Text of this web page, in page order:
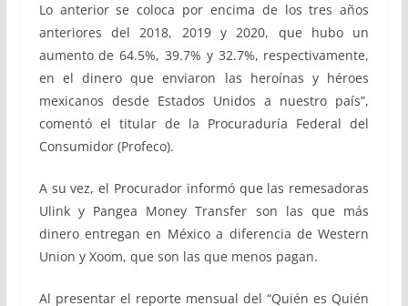
Lo anterior se coloca por encima de los tres años
anteriores del 2018, 2019 y 2020, que hubo un
aumento de 64.5%, 39.7% y 32.7%, respectivamente,
en el dinero que enviaron las heroínas y héroes
mexicanos desde Estados Unidos a nuestro país”,
comentó el titular de la Procuraduría Federal del
Consumidor (Profeco).
A su vez, el Procurador informó que las remesadoras
Ulink y Pangea Money Transfer son las que más
dinero entregan en México a diferencia de Western
Union y Xoom, que son las que menos pagan.
Al presentar el reporte mensual del “Quién es Quién